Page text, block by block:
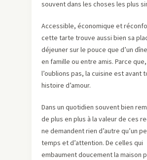
souvent dans les choses les plus
Accessible, économique et
cette tarte trouve aussi bien sa
déjeuner sur le pouce que d’un
en famille ou entre amis. Parce
l’oublions pas, la cuisine est avant
histoire d’amour.
Dans un quotidien souvent bien
de plus en plus à la valeur de ces
ne demandent rien d’autre qu’un
temps et d’attention. De celles qui
embaument doucement la maison